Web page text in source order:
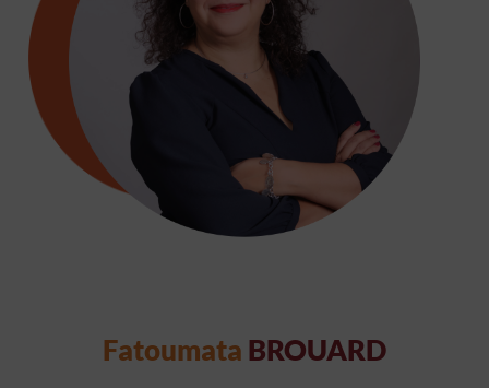
Fatoumata BROUARD